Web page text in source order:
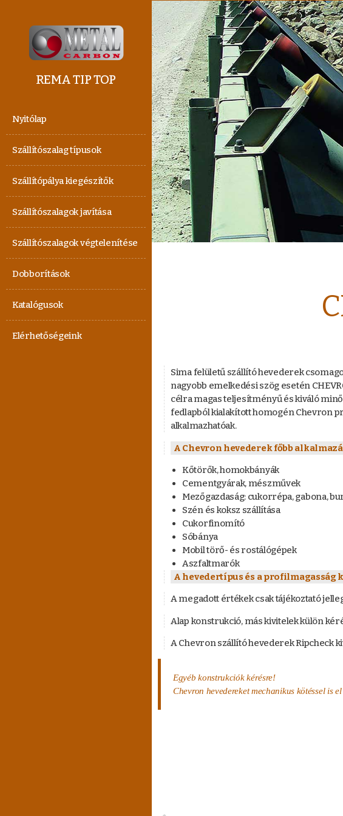
REMA TIP TOP
Nyitólap
Szállítószalag típusok
Szállítópálya kiegészítők
Szállítószalagok javítása
Szállítószalagok végtelenítése
Dobborítások
Katalógusok
Elérhetőségeink
Sima felületű szállító hevederek
nagyobb emelkedési szög esetén
célra magas teljesítményű és kiváló
fedlapból kialakított homogén Chevron
alkalmazhatóak.
A Chevron hevederek főbb
Kőtörők, homokbányák
Cementgyárak, mészművek
Mezőgazdaság: cukorrépa, gabona,
Szén és koksz szállítása
Cukorfinomító
Sóbánya
Mobil törő- és rostálógépek
Aszfaltmarók
A hevedertípus és a profilmagasság
A megadott értékek csak tájékoztató
Alap konstrukció, más kivitelek külön
A Chevron szállító hevederek Ripcheck
Egyéb konstrukciók kérésre!
Chevron hevedereket mechanikus kötéssel is